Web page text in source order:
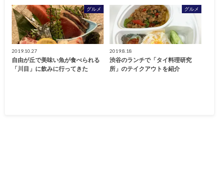
グルメ
2019.10.27
自由が丘で美味い魚が食べられる
「川目」に飲みに行ってきた
グルメ
2019.8.18
渋谷のランチで「タイ料理研究
所」のテイクアウトを紹介